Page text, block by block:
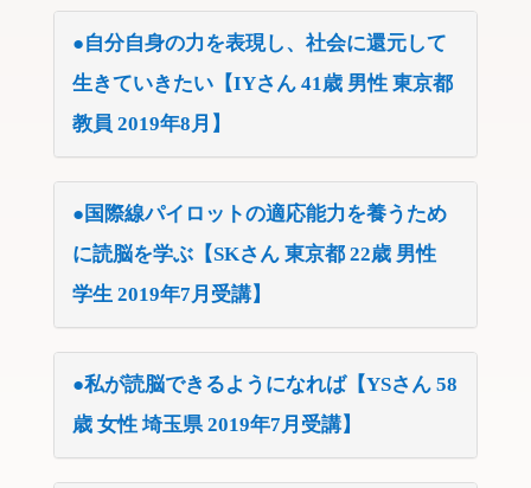
●自分自身の力を表現し、社会に還元して
生きていきたい【IYさん 41歳 男性 東京都
教員 2019年8月】
●国際線パイロットの適応能力を養うため
に読脳を学ぶ【SKさん 東京都 22歳 男性
学生 2019年7月受講】
●私が読脳できるようになれば【YSさん 58
歳 女性 埼玉県 2019年7月受講】